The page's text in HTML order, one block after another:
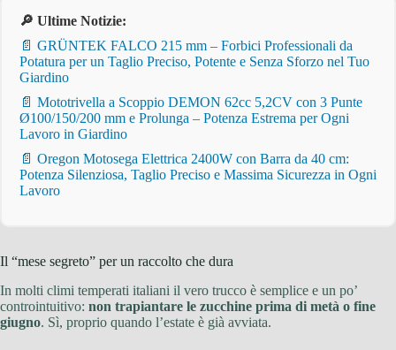
🔎 Ultime Notizie:
📄 GRÜNTEK FALCO 215 mm – Forbici Professionali da
Potatura per un Taglio Preciso, Potente e Senza Sforzo nel Tuo
Giardino
📄 Mototrivella a Scoppio DEMON 62cc 5,2CV con 3 Punte
Ø100/150/200 mm e Prolunga – Potenza Estrema per Ogni
Lavoro in Giardino
📄 Oregon Motosega Elettrica 2400W con Barra da 40 cm:
Potenza Silenziosa, Taglio Preciso e Massima Sicurezza in Ogni
Lavoro
Il “mese segreto” per un raccolto che dura
In molti climi temperati italiani il vero trucco è semplice e un po’
controintuitivo: non trapiantare le zucchine prima di metà o fine
giugno. Sì, proprio quando l’estate è già avviata.